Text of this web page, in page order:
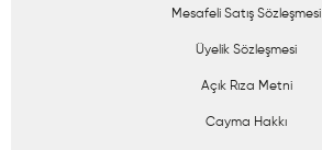
Mesafeli Satış Sözleşmesi
Üyelik Sözleşmesi
Açık Rıza Metni
Cayma Hakkı